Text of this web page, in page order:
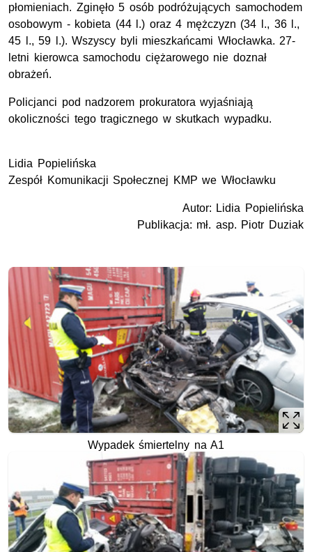
płomieniach. Zginęło 5 osób podróżujących samochodem
osobowym - kobieta (44 l.) oraz 4 mężczyzn (34 l., 36 l.,
45 l., 59 l.). Wszyscy byli mieszkańcami Włocławka. 27-
letni kierowca samochodu ciężarowego nie doznał
obrażeń.
Policjanci pod nadzorem prokuratora wyjaśniają
okoliczności tego tragicznego w skutkach wypadku.
Lidia Popielińska
Zespół Komunikacji Społecznej KMP we Włocławku
Autor: Lidia Popielińska
Publikacja: mł. asp. Piotr Duziak
Wypadek śmiertelny na A1